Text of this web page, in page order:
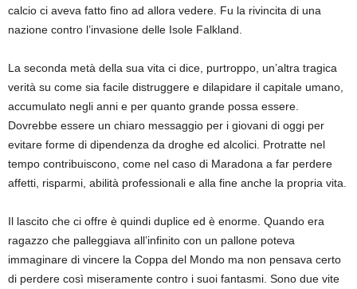
calcio ci aveva fatto fino ad allora vedere. Fu la rivincita di una
nazione contro l’invasione delle Isole Falkland.
La seconda metà della sua vita ci dice, purtroppo, un’altra tragica
verità su come sia facile distruggere e dilapidare il capitale umano,
accumulato negli anni e per quanto grande possa essere.
Dovrebbe essere un chiaro messaggio per i giovani di oggi per
evitare forme di dipendenza da droghe ed alcolici. Protratte nel
tempo contribuiscono, come nel caso di Maradona a far perdere
affetti, risparmi, abilità professionali e alla fine anche la propria vita.
Il lascito che ci offre è quindi duplice ed è enorme. Quando era
ragazzo che palleggiava all’infinito con un pallone poteva
immaginare di vincere la Coppa del Mondo ma non pensava certo
di perdere così miseramente contro i suoi fantasmi. Sono due vite